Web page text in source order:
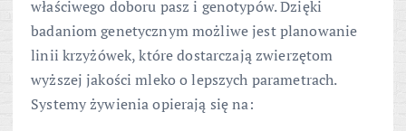
właściwego doboru pasz i genotypów. Dzięki
badaniom genetycznym możliwe jest planowanie
linii krzyżówek, które dostarczają zwierzętom
wyższej jakości mleko o lepszych parametrach.
Systemy żywienia opierają się na: